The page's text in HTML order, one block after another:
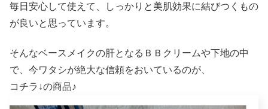
毎日安心して使えて、しっかりと美肌効果に結びつくもの
が良いと思っています。
そんなベースメイクの肝となるＢＢクリームや下地の中
で、今ワタシが絶大な信頼をおいているのが、
コチラ↓の商品♪